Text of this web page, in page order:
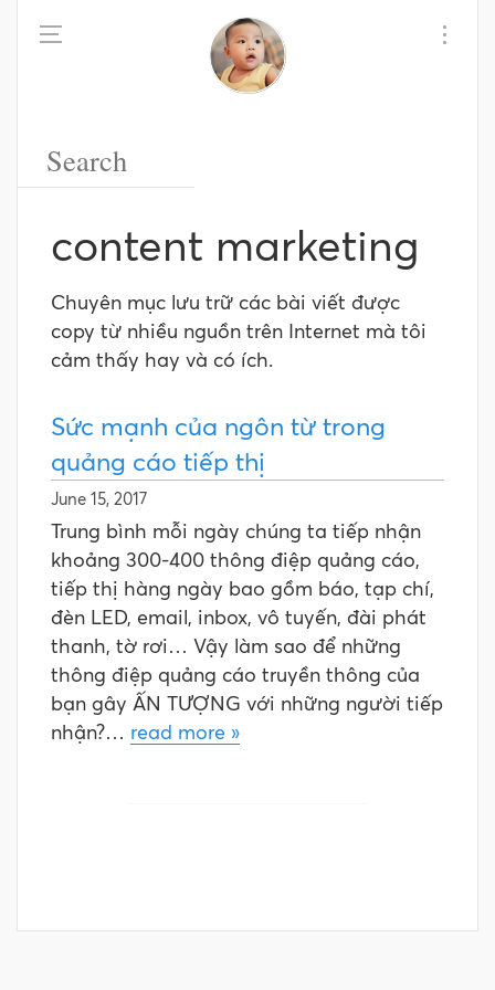
content marketing
Chuyên mục lưu trữ các bài viết được
copy từ nhiều nguồn trên Internet mà tôi
cảm thấy hay và có ích.
Sức mạnh của ngôn từ trong
quảng cáo tiếp thị
June 15, 2017
Trung bình mỗi ngày chúng ta tiếp nhận
khoảng 300-400 thông điệp quảng cáo,
tiếp thị hàng ngày bao gồm báo, tạp chí,
đèn LED, email, inbox, vô tuyến, đài phát
thanh, tờ rơi… Vậy làm sao để những
thông điệp quảng cáo truyền thông của
bạn gây ẤN TƯỢNG với những người tiếp
nhận?… read more »